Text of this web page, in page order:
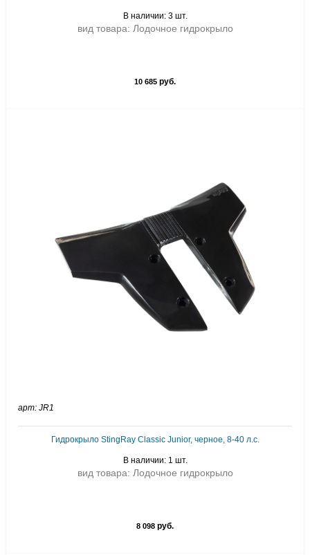
В наличии: 3 шт.
вид товара: Лодочное гидрокрыло
10 685 руб.
арт: JR1
Гидрокрыло StingRay Classic Junior, черное, 8-40 л.с.
В наличии: 1 шт.
вид товара: Лодочное гидрокрыло
8 098 руб.